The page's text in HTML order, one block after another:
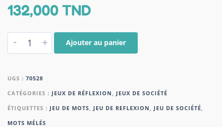
132,000TND
- + Ajouter au panier
UGS : 70528
CATÉGORIES : JEUX DE RÉFLEXION
JEUX DE SOCIÉTÉ
ÉTIQUETTES : JEU DE MOTS JEU DE REFLEXION JEU DE SOCIÉTÉ
MOTS MÉLÉS